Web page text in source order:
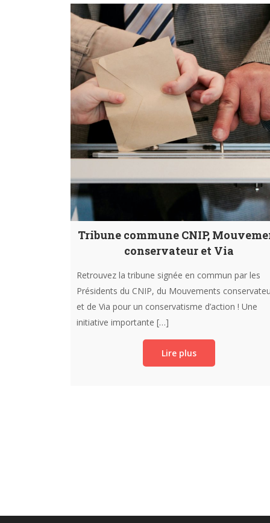
Tribune commune CNIP,
conservateur et Via
Retrouvez la tribune signée en commun par les
Présidents du CNIP, du Mouvements
et de Via pour un conservatisme d’action ! Une
initiative importante […]
Lire plus